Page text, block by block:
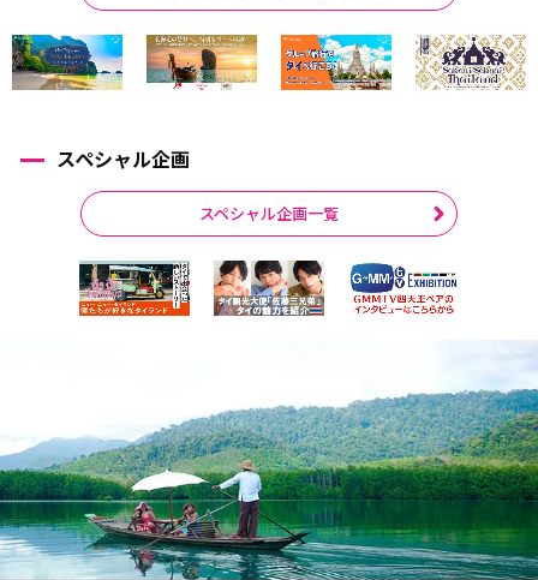
スペシャル企画
スペシャル企画一覧